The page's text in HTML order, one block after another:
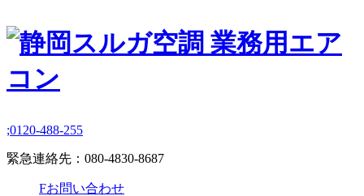
;0120-488-255
緊急連絡先： 080-4830-8687
Fお問い合わせ